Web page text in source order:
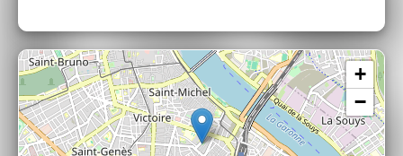
une
musique qui nous soulève, nous chérit, nous
écrase, nous relève, nous émeut, nous
galvanise. Le duo
démontre une irrésistible aisance lorsqu’il
s’agit de balancer des lives surpuissants et
fédérateurs, tout
+
−